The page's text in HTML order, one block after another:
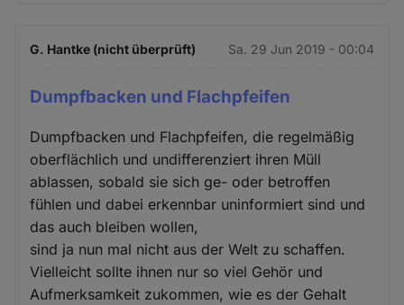
G. Hantke (nicht überprüft) Sa. 29 Jun 2019 - 00:04
Dumpfbacken und Flachpfeifen
Dumpfbacken und Flachpfeifen, die regelmäßig
oberflächlich und undifferenziert ihren Müll
ablassen, sobald sie sich ge- oder betroffen
fühlen und dabei erkennbar uninformiert sind und
das auch bleiben wollen,
sind ja nun mal nicht aus der Welt zu schaffen.
Vielleicht sollte ihnen nur so viel Gehör und
Aufmerksamkeit zukommen, wie es der Gehalt